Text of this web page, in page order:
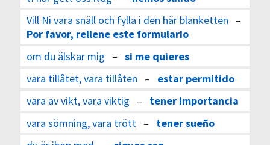
Vill Ni vara snäll och fylla i den här blanketten –
Por favor, rellene este formulario
om du älskar mig – si me quieres
vara tillåtet, vara tillåten – estar permitido
vara av vikt, vara viktig – tener importancia
vara sömning, vara trött – tener sueño